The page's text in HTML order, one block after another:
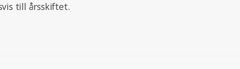
till årsskiftet.